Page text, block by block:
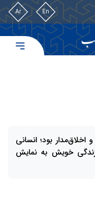
En
Ar
بود؛ انسانی
خویش به نمایش